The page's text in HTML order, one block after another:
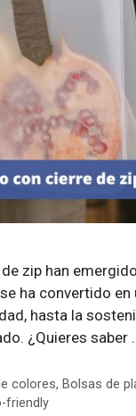
zip han
ha convertido
hasta la
¿Quieres saber
colores, Bolsas de
friendly